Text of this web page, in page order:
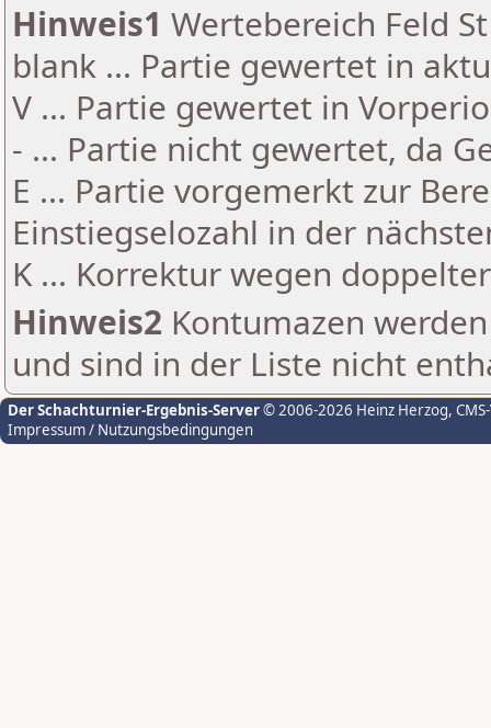
Hinweis1 Wertebereich Feld
blank ... Partie gewertet in
V ... Partie gewertet in
- ... Partie nicht gewertet, da
E ... Partie vorgemerkt zur
Einstiegselozahl in der
K ... Korrektur wegen
Hinweis2 Kontumazen
und sind in der Liste nicht
Der Schachturnier-Ergebnis-Server© 2006-2026 Heinz Herzog,
Impressum / Nutzungsbedingungen